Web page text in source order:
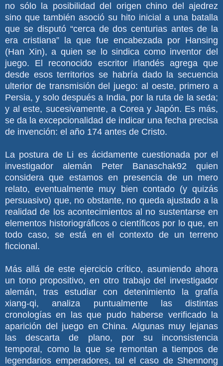
no sólo la posibilidad del origen chino del ajedrez
sino que también asoció su hito inicial a una batalla
que se disputó “cerca de dos centurias antes de la
era cristiana” la que fue encabezada por Hansing
(Han Xin), a quien se lo sindica como inventor del
juego. El reconocido escritor irlandés agrega que
desde esos territorios se habría dado la secuencia
ulterior de transmisión del juego: al oeste, primero a
Persia, y solo después a India, por la ruta de la seda;
y al este, sucesivamente, a Corea y Japón. Es más,
se da la excepcionalidad de indicar una fecha precisa
de invención: el año 174 antes de Cristo.
La postura de Li es ácidamente cuestionada por el
investigador alemán Peter Banaschak92 quien
considera que estamos en presencia de un mero
relato, eventualmente muy bien contado (y quizás
persuasivo) que, no obstante, no queda ajustado a la
realidad de los acontecimientos al no sustentarse en
elementos historiográficos o científicos por lo que, en
todo caso, se está en el contexto de un terreno
ficcional.
Más allá de este ejercicio crítico, asumiendo ahora
un tono propositivo, en otro trabajo del investigador
alemán, tras estudiar con detenimiento la grafía
xiang-qi, analiza puntualmente las distintas
cronologías en las que pudo haberse verificado la
aparición del juego en China. Algunas muy lejanas
las descarta de plano, por su inconsistencia
temporal, como la que se remontan a tiempos de
legendarios emperadores, tal el caso de Shennong